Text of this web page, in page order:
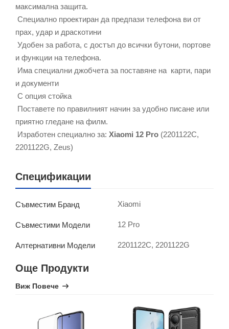
максимална защита.
Специално проектиран да предпази телефона ви от
прах, удар и драскотини
Удобен за работа, с достъп до всички бутони, портове
и функции на телефона.
Има специални джобчета за поставяне на карти, пари
и документи
С опция стойка
Поставете по правилният начин за удобно писане или
приятно гледане на филм.
Изработен специално за: Xiaomi 12 Pro (2201122C,
2201122G, Zeus)
Спецификации
Съвместим Бранд Xiaomi
Съвместими Модели 12 Pro
Алтернативни Модели 2201122C, 2201122G
Още Продукти
Виж Повече